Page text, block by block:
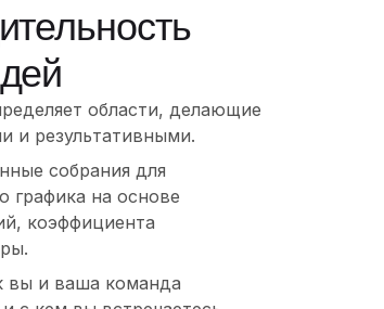
области, делающие
и результативными.
собрания для
графика на основе
коэффициента
вы и ваша команда